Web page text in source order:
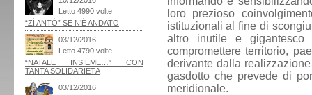
loro prezioso
istituzionali al fine di
altro inutile e gigantesco
compromettere territorio,
derivante dalla
gasdotto che prevede di
meridionale.